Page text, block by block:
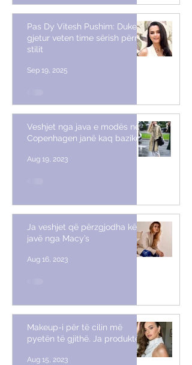
Pas Dy Vitesh Pushim: Duke
gjetur veten time sërish përmes
stilit
Sep 19, 2025
Veshjet nga java e modës në
Copenhagen janë kaq bazike
Aug 19, 2023
Ja veshjet që përzgjodha këtë
javë nga Macy’s
Aug 16, 2023
Makeup-i për të cilin më
pyetën të gjithë. Ja produktet
Aug 15, 2023